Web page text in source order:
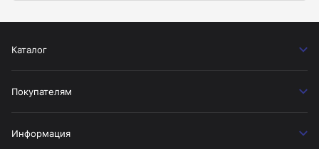
Каталог
Покупателям
Информация